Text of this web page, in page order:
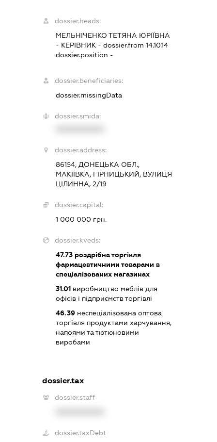
dossier.heads:
МЕЛЬНІЧЕНКО ТЕТЯНА ЮРІЇВНА
- КЕРІВНИК - dossier.from 14.10.14
dossier.position -
dossier.beneficiaries:
dossier.missingData
dossier.smida:
dossier.address:
86154, ДОНЕЦЬКА ОБЛ.,
МАКІЇВКА, ГІРНИЦЬКИЙ, ВУЛИЦЯ
ЦІЛИННА, 2/19
dossier.capital:
1 000 000 грн.
dossier.kveds:
47.73 роздрібна торгівля
фармацевтичними товарами в
спеціалізованих магазинах
31.01 виробництво меблів для
офісів і підприємств торгівлі
46.39 неспеціалізована оптова
торгівля продуктами харчування,
напоями та тютюновими
виробами
dossier.tax
dossier.staff
dossier.taxDebt